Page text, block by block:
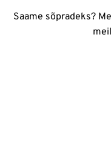
Saame sõpradeks?